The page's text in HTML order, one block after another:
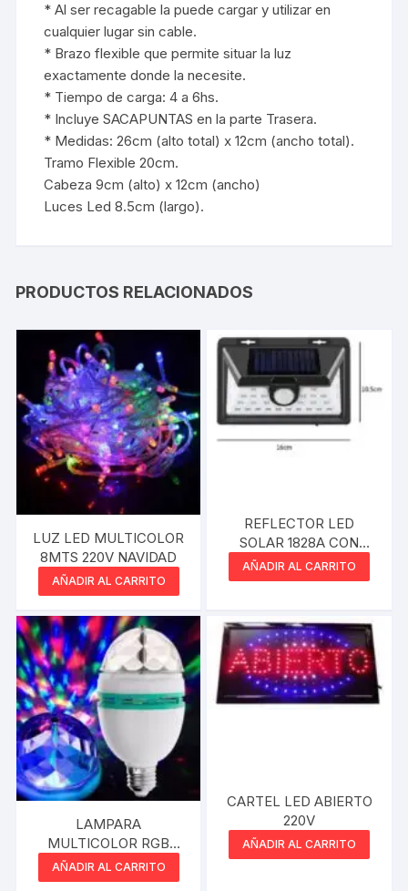
* Al ser recagable la puede cargar y utilizar en
cualquier lugar sin cable.
* Brazo flexible que permite situar la luz
exactamente donde la necesite.
* Tiempo de carga: 4 a 6hs.
* Incluye SACAPUNTAS en la parte Trasera.
* Medidas: 26cm (alto total) x 12cm (ancho total).
Tramo Flexible 20cm.
Cabeza 9cm (alto) x 12cm (ancho)
Luces Led 8.5cm (largo).
PRODUCTOS RELACIONADOS
LUZ LED MULTICOLOR
8MTS 220V NAVIDAD
AÑADIR AL CARRITO
REFLECTOR LED
SOLAR 1828A CON
SENSOR
AÑADIR AL CARRITO
LAMPARA
MULTICOLOR RGB
BOLICHERA GIRATORIO
E27
AÑADIR AL CARRITO
CARTEL LED ABIERTO
220V
AÑADIR AL CARRITO